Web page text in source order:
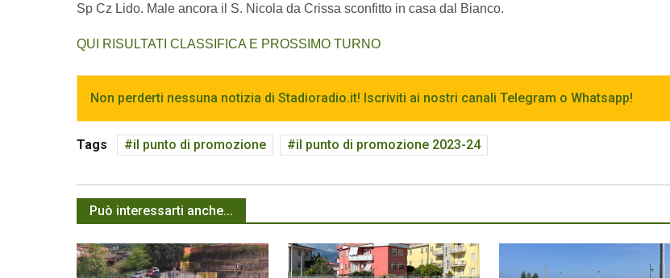
Sp Cz Lido. Male ancora il S. Nicola da Crissa sconfitto in casa dal Bianco.
QUI RISULTATI CLASSIFICA E PROSSIMO TURNO
Non perderti nessuna notizia di Stadioradio.it! Iscriviti ai nostri canali Telegram o Whatsapp!
Tags il punto di promozione il punto di promozione 2023-24
Può interessarti anche...